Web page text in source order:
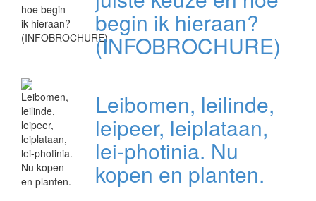
begin ik hieraan?
(INFOBROCHURE)
Leibomen, leilinde,
leipeer, leiplataan,
lei-photinia. Nu
kopen en planten.